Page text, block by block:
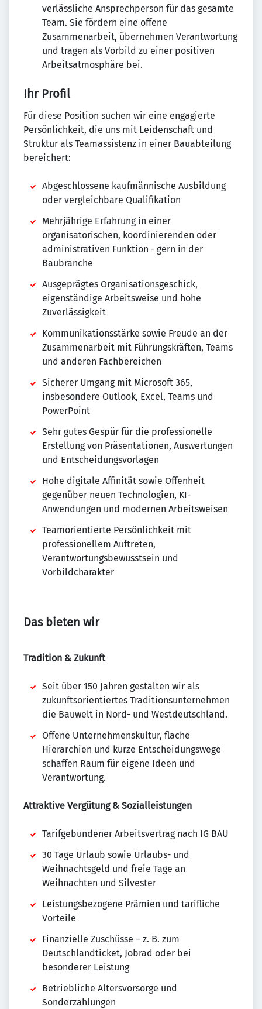
verlässliche Ansprechperson für das gesamte
Team. Sie fördern eine offene
Zusammenarbeit, übernehmen Verantwortung
und tragen als Vorbild zu einer positiven
Arbeitsatmosphäre bei.
Ihr Profil
Für diese Position suchen wir eine engagierte
Persönlichkeit, die uns mit Leidenschaft und
Struktur als Teamassistenz in einer Bauabteilung
bereichert:
Abgeschlossene kaufmännische Ausbildung
oder vergleichbare Qualifikation
Mehrjährige Erfahrung in einer
organisatorischen, koordinierenden oder
administrativen Funktion - gern in der
Baubranche
Ausgeprägtes Organisationsgeschick,
eigenständige Arbeitsweise und hohe
Zuverlässigkeit
Kommunikationsstärke sowie Freude an der
Zusammenarbeit mit Führungskräften, Teams
und anderen Fachbereichen
Sicherer Umgang mit Microsoft 365,
insbesondere Outlook, Excel, Teams und
PowerPoint
Sehr gutes Gespür für die professionelle
Erstellung von Präsentationen, Auswertungen
und Entscheidungsvorlagen
Hohe digitale Affinität sowie Offenheit
gegenüber neuen Technologien, KI-
Anwendungen und modernen Arbeitsweisen
Teamorientierte Persönlichkeit mit
professionellem Auftreten,
Verantwortungsbewusstsein und
Vorbildcharakter
Das bieten wir
Tradition & Zukunft
Seit über 150 Jahren gestalten wir als
zukunftsorientiertes Traditionsunternehmen
die Bauwelt in Nord- und Westdeutschland.
Offene Unternehmenskultur, flache
Hierarchien und kurze Entscheidungswege
schaffen Raum für eigene Ideen und
Verantwortung.
Attraktive Vergütung & Sozialleistungen
Tarifgebundener Arbeitsvertrag nach IG BAU
30 Tage Urlaub sowie Urlaubs- und
Weihnachtsgeld und freie Tage an
Weihnachten und Silvester
Leistungsbezogene Prämien und tarifliche
Vorteile
Finanzielle Zuschüsse – z. B. zum
Deutschlandticket, Jobrad oder bei
besonderer Leistung
Betriebliche Altersvorsorge und
Sonderzahlungen